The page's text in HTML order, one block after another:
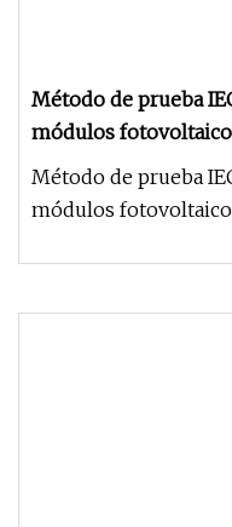
Método de prueba
módulos
Prueba ultravioleta
Método de prueba
módulos